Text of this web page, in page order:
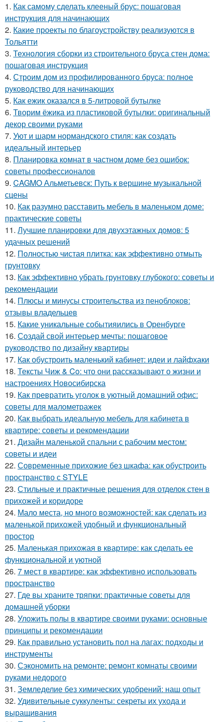
1. Как самому сделать клееный брус: пошаговая
инструкция для начинающих
2. Какие проекты по благоустройству реализуются в
Тольятти
3. Технология сборки из строительного бруса стен дома:
пошаговая инструкция
4. Строим дом из профилированного бруса: полное
руководство для начинающих
5. Как ежик оказался в 5-литровой бутылке
6. Творим ёжика из пластиковой бутылки: оригинальный
декор своими руками
7. Уют и шарм нормандского стиля: как создать
идеальный интерьер
8. Планировка комнат в частном доме без ошибок:
советы профессионалов
9. CAGMO Альметьевск: Путь к вершине музыкальной
сцены
10. Как разумно расставить мебель в маленьком доме:
практические советы
11. Лучшие планировки для двухэтажных домов: 5
удачных решений
12. Полностью чистая плитка: как эффективно отмыть
грунтовку
13. Как эффективно убрать грунтовку глубокого: советы и
рекомендации
14. Плюсы и минусы строительства из пеноблоков:
отзывы владельцев
15. Какие уникальные событияились в Оренбурге
16. Создай свой интерьер мечты: пошаговое
руководство по дизайну квартиры
17. Как обустроить маленький кабинет: идеи и лайфхаки
18. Тексты Чиж & Co: что они рассказывают о жизни и
настроениях Новосибирска
19. Как превратить уголок в уютный домашний офис:
советы для малометражек
20. Как выбрать идеальную мебель для кабинета в
квартире: советы и рекомендации
21. Дизайн маленькой спальни с рабочим местом:
советы и идеи
22. Современные прихожие без шкафа: как обустроить
пространство с STYLE
23. Стильные и практичные решения для отделок стен в
прихожей и коридоре
24. Мало места, но много возможностей: как сделать из
маленькой прихожей удобный и функциональный
простор
25. Маленькая прихожая в квартире: как сделать ее
функциональной и уютной
26. 7 мест в квартире: как эффективно использовать
пространство
27. Где вы храните тряпки: практичные советы для
домашней уборки
28. Уложить полы в квартире своими руками: основные
принципы и рекомендации
29. Как правильно установить пол на лагах: подходы и
инструменты
30. Сэкономить на ремонте: ремонт комнаты своими
руками недорого
31. Земледелие без химических удобрений: наш опыт
32. Удивительные суккуленты: секреты их ухода и
выращивания